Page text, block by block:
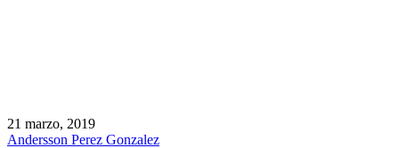
21 marzo, 2019
Andersson Perez Gonzalez